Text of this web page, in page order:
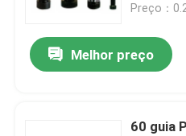
Preço：
Melhor preço
60 guia